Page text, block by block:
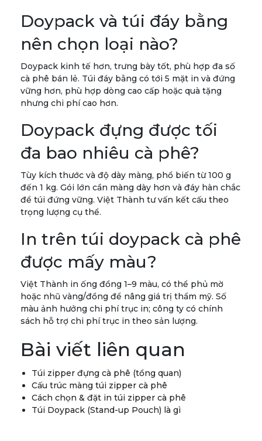
Doypack và túi đáy bằng
nên chọn loại nào?
Doypack kinh tế hơn, trưng bày tốt, phù hợp đa số
cà phê bán lẻ. Túi đáy bằng có tới 5 mặt in và đứng
vững hơn, phù hợp dòng cao cấp hoặc quà tặng
nhưng chi phí cao hơn.
Doypack đựng được tối
đa bao nhiêu cà phê?
Tùy kích thước và độ dày màng, phổ biến từ 100 g
đến 1 kg. Gói lớn cần màng dày hơn và đáy hàn chắc
để túi đứng vững. Việt Thành tư vấn kết cấu theo
trọng lượng cụ thể.
In trên túi doypack cà phê
được mấy màu?
Việt Thành in ống đồng 1–9 màu, có thể phủ mờ
hoặc nhũ vàng/đồng để nâng giá trị thẩm mỹ. Số
màu ảnh hưởng chi phí trục in; công ty có chính
sách hỗ trợ chi phí trục in theo sản lượng.
Bài viết liên quan
Túi zipper đựng cà phê (tổng quan)
Cấu trúc màng túi zipper cà phê
Cách chọn & đặt in túi zipper cà phê
Túi Doypack (Stand-up Pouch) là gì